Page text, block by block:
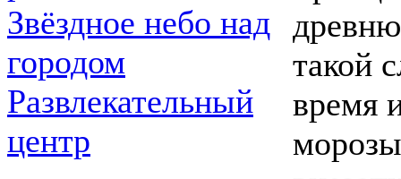
Звёздное небо над
городом
Развлекательный
центр
такой
время